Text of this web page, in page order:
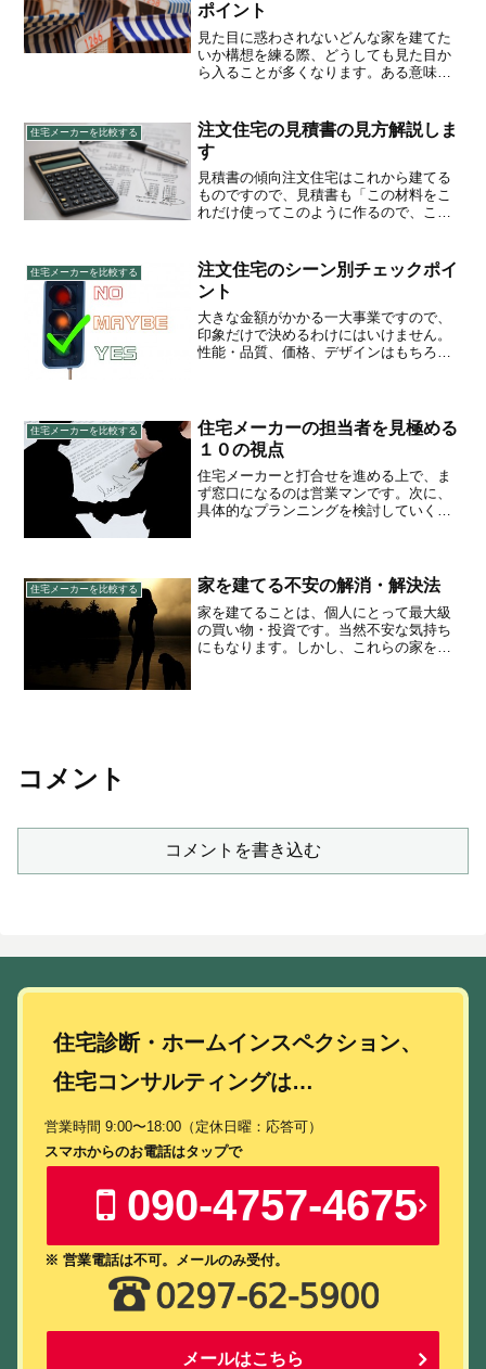
ポイント
見た目に惑わされないどんな家を建てた
いか構想を練る際、どうしても見た目か
ら入ることが多くなります。ある意味ラ
上に住み心地や使い勝手が重要です。こ
れらは建築に使用する素材...
住宅メーカーを比較する
注文住宅の見積書の見方解説しま
す
見積書の傾向注文住宅はこれから建てる
ものですので、見積書も「この材料をこ
れだけ使ってこのように作るので、これ
細かくもなり、見慣れない専門用語や大
きな金額が羅列されている...
住宅メーカーを比較する
注文住宅のシーン別チェックポイ
ント
大きな金額がかかる一大事業ですので、
印象だけで決めるわけにはいけません。
性能・品質、価格、デザインはもちろ
な要素です。チェックポイン...
住宅メーカーを比較する
住宅メーカーの担当者を見極める
１０の視点
住宅メーカーと打合せを進める上で、ま
ず窓口になるのは営業マンです。次に、
具体的なプランニングを検討していく際
の方は丁寧に応対してくれ...
住宅メーカーを比較する 家を建てる不安の解消・解決法
家を建てることは、個人にとって最大級
の買い物・投資です。当然不安な気持ち
にもなります。しかし、これらの家を建
コメント
コメントを書き込む
住宅診断・ホームインスペクション、
住宅コンサルティングは…
営業時間 9:00〜18:00（定休日曜：応答可）
スマホからのお電話はタップで
090-4757-4675
※ 営業電話は不可。メールのみ受付。
メールはこちら